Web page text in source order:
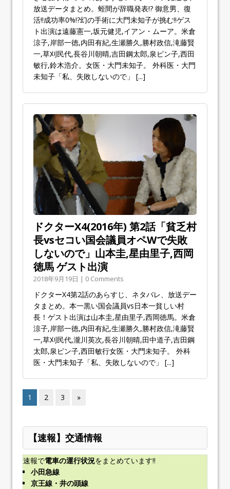
放送データまとめ。蛭間が辞職発表!? 御意男、復
活!!成功率0%!?幻の手術に大門未知子が挑む!!ゲス
ト出演は遠藤憲一,坂元健児,イアン・ムーア。米倉
涼子,岸部一徳,内田有紀,生瀬勝久,勝村政信,滝藤賢
一,草刈民代,長谷川朝晴,吉田鋼太郎,泉ピン子,西田
敏行,鈴木浩介。女医・大門未知子。 外科医・大門
未知子「私、失敗しないので」 [...]
ドクターX4(2016年) 第2話「貧乏村
長vsセコい国会議員オペWで失敗
しないので」山本圭,星由里子,西岡
徳馬 ゲスト出演
2018年9月19日 | 0 Comments
ドクターX4第2話のあらすじ、ネタバレ、放送デー
タまとめ。本一黒い国会議員vs日本一貧しい村
長！ゲスト出演は山本圭,星由里子,西岡徳馬。米倉
涼子,岸部一徳,内田有紀,生瀬勝久,勝村政信,滝藤賢
一,草刈民代,瀧川英次,長谷川朝晴,田中道子,吉田鋼
太郎,泉ピン子,西田敏行女医・大門未知子。 外科
医・大門未知子「私、失敗しないので」 [...]
1 2 3 »
【速報】交通情報
速報で電車の運行状況をまとめています!!
小田急線
京王線・井の頭線